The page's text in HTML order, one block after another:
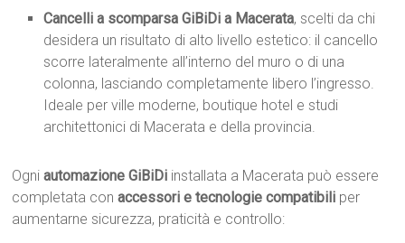
Cancelli a scomparsa GiBiDi a Macerata, scelti da chi
desidera un risultato di alto livello estetico: il cancello
scorre lateralmente all’interno del muro o di una
colonna, lasciando completamente libero l’ingresso.
Ideale per ville moderne, boutique hotel e studi
architettonici di Macerata e della provincia.
Ogniautomazione GiBiDi installata a Macerata può essere
completata conaccessori e tecnologie compatibili per
aumentarne sicurezza, praticità e controllo: